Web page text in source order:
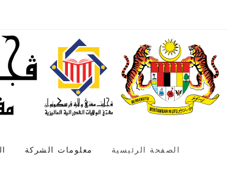
الصفحة الرئيسية معلومات الشركة